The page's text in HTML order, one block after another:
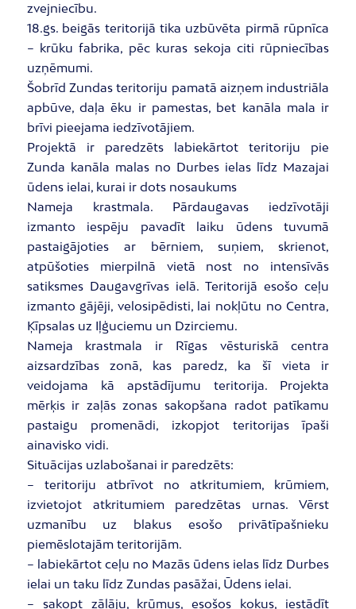
zvejniecību.
18.gs. beigās teritorijā tika uzbūvēta pirmā rūpnīca
– krūku fabrika, pēc kuras sekoja citi rūpniecības
uzņēmumi.
Šobrīd Zundas teritoriju pamatā aizņem industriāla
apbūve, daļa ēku ir pamestas, bet kanāla mala ir
brīvi pieejama iedzīvotājiem.
Projektā ir paredzēts labiekārtot teritoriju pie
Zunda kanāla malas no Durbes ielas līdz Mazajai
ūdens ielai, kurai ir dots nosaukums
Nameja krastmala. Pārdaugavas iedzīvotāji
izmanto iespēju pavadīt laiku ūdens tuvumā
pastaigājoties ar bērniem, suņiem, skrienot,
atpūšoties mierpilnā vietā nost no intensīvās
satiksmes Daugavgrīvas ielā. Teritorijā esošo ceļu
izmanto gājēji, velosipēdisti, lai nokļūtu no Centra,
Ķīpsalas uz Iļģuciemu un Dzirciemu.
Nameja krastmala ir Rīgas vēsturiskā centra
aizsardzības zonā, kas paredz, ka šī vieta ir
veidojama kā apstādījumu teritorija. Projekta
mērķis ir zaļās zonas sakopšana radot patīkamu
pastaigu promenādi, izkopjot teritorijas īpaši
ainavisko vidi.
Situācijas uzlabošanai ir paredzēts:
– teritoriju atbrīvot no atkritumiem, krūmiem,
izvietojot atkritumiem paredzētas urnas. Vērst
uzmanību uz blakus esošo privātīpašnieku
piemēslotajām teritorijām.
– labiekārtot ceļu no Mazās ūdens ielas līdz Durbes
ielai un taku līdz Zundas pasāžai, Ūdens ielai.
– sakopt zālāju, krūmus, esošos kokus, iestādīt